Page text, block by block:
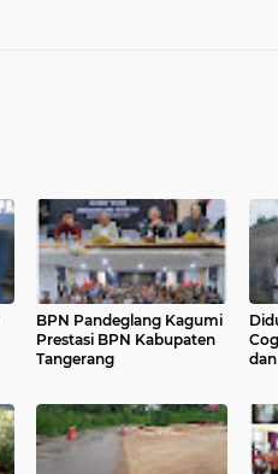
BPN Pandeglang Kagumi
Prestasi BPN Kabupaten
Tangerang